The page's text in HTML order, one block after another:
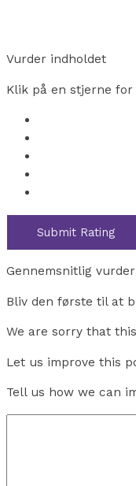
Vurder indholdet
Klik på en stjerne
Submit Rating
Gennemsnitlig
Bliv den første til at
We are sorry that
Let us improve this
Tell us how we can